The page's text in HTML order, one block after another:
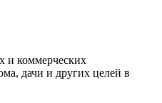
и коммерческих
дачи и других целей в